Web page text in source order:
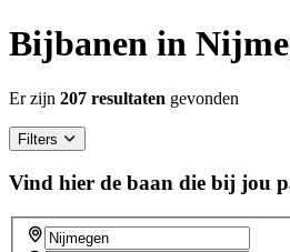
Bijbanen in
Er zijn 207 resultaten gevonden
Filters
Vind hier de baan die bij jou